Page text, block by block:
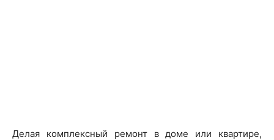
Делая комплексный ремонт в доме или квартире,